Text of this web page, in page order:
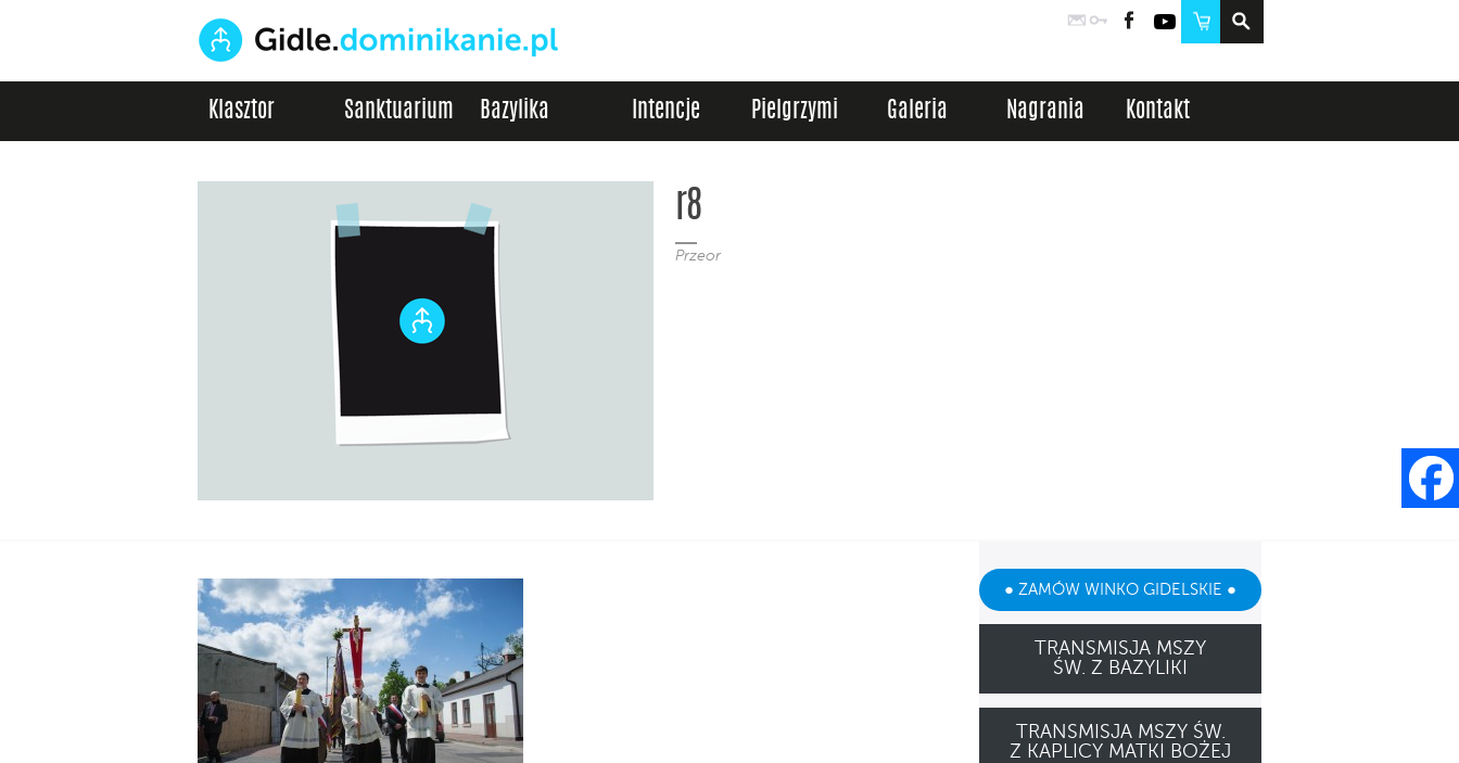
PocztaLogowanie
FacebookYouTube
Sklep
Klasztor Sanktuarium Bazylika Intencje Pielgrzymi Galeria Nagrania Kontakt
r8
Przeor
● ZAMÓW WINKO GIDELSKIE ●
TRANSMISJA MSZY
ŚW. Z BAZYLIKI
TRANSMISJA MSZY ŚW.
Z KAPLICY MATKI BOŻEJ